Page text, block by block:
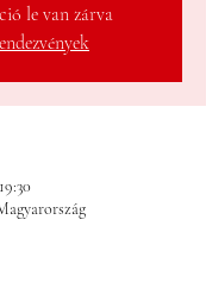
le van zárva